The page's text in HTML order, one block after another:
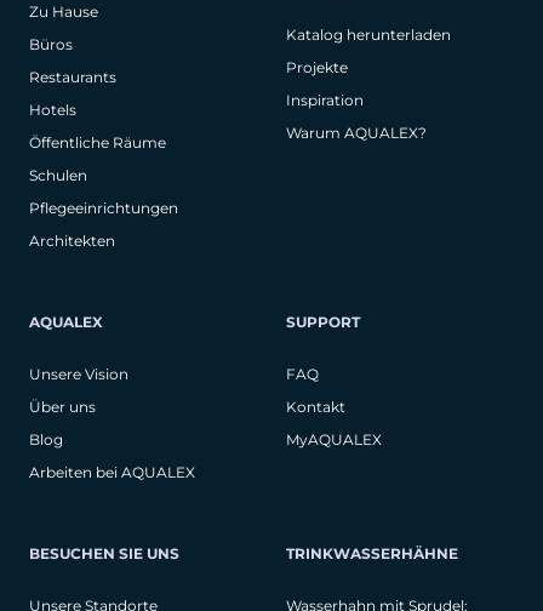
Zu Hause
Büros
Restaurants
Hotels
Öffentliche Räume
Schulen
Pflegeeinrichtungen
Architekten
Katalog herunterladen
Projekte
Inspiration
Warum AQUALEX?
AQUALEX
Unsere Vision
Über uns
Blog
Arbeiten bei AQUALEX
SUPPORT
FAQ
Kontakt
MyAQUALEX
BESUCHEN SIE UNS
Unsere Standorte
TRINKWASSERHÄHNE
Wasserhahn mit Sprudel: